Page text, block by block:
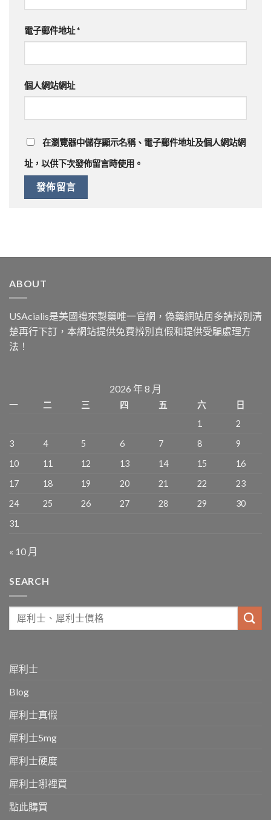
電子郵件地址*
個人網站網址
在瀏覽器中儲存顯示名稱、電子郵件地址及個人網站網
址，以供下次發佈留言時使用。
ABOUT
USAcialis是美國禮來製藥唯一官網，偽藥網站居多請辨別清
楚再行下訂，本網站提供免費辨別真假和提供受騙處理方
法！
2026 年 8 月
一 二 三 四 五 六
日
1
2
3
4 5 6 7 8
9
10
11 12 13 14 15
16
17
18 19 20 21 22
23
24
25 26 27 28 29
30
31
« 10 月
SEARCH
犀利士
Blog
犀利士真假
犀利士5mg
犀利士硬度
犀利士哪裡買
點此購買